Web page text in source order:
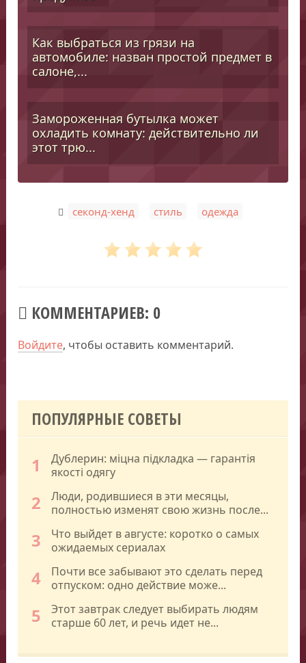
Как выбраться из грязи на
автомобиле: назван простой предмет в
салоне,...
Замороженная бутылка может
охладить комнату: действительно ли
этот трю...
секонд-хенд стиль одежда
КОММЕНТАРИЕВ: 0
Войдите, чтобы оставить комментарий.
ПОПУЛЯРНЫЕ СОВЕТЫ
1
Дублерин: міцна підкладка — гарантія
якості одягу
2
Люди, родившиеся в эти месяцы,
полностью изменят свою жизнь после...
3
Что выйдет в августе: коротко о самых
ожидаемых сериалах
4
Почти все забывают это сделать перед
отпуском: одно действие може...
5
Этот завтрак следует выбирать людям
старше 60 лет, и речь идет не...